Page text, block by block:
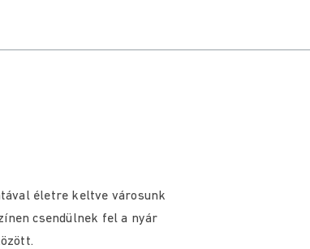
életre keltve városunk
csendülnek fel a nyár